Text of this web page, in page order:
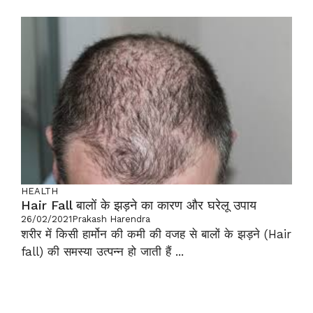
HEALTH
Hair Fall बालों के झड़ने का कारण और घरेलू उपाय
26/02/2021Prakash Harendra
शरीर में किसी हार्मोन की कमी की वजह से बालों के झड़ने (Hair
fall) की समस्या उत्पन्न हो जाती हैं ...